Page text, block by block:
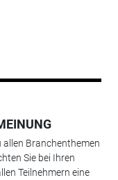
allen Branchenthemen
Sie bei Ihren
Teilnehmern eine